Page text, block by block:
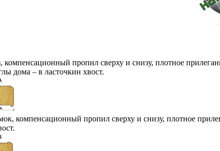
пропил сверху и снизу, плотное
дома – в ласточкин хвост.
компенсационный пропил сверху и снизу, плотное